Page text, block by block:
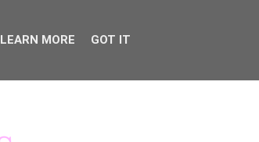
LEARN MORE GOT IT